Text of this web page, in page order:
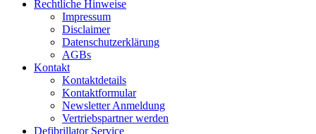
Rechtliche Hinweise
Impressum
Disclaimer
Datenschutzerklärung
AGBs
Kontakt
Kontaktdetails
Kontaktformular
Newsletter Anmeldung
Vertriebspartner werden
Defibrillator Service